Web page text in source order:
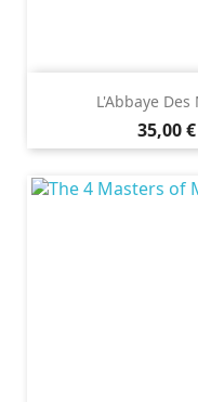
L'Abbaye Des
Prix
35,00 €